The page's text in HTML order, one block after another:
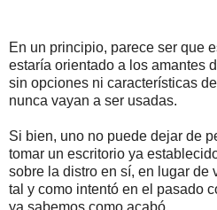
En un principio, parece ser que
estaría orientado a los amantes
sin opciones ni características
nunca vayan a ser usadas.
Si bien, uno no puede dejar de
tomar un escritorio ya
sobre la distro en sí, en lugar de
tal y como intentó en el pasado
ya sabemos como acabó.